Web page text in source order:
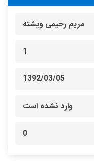
مریم رحیمی ویشته
1
1392/03/05
وارد نشده است
0